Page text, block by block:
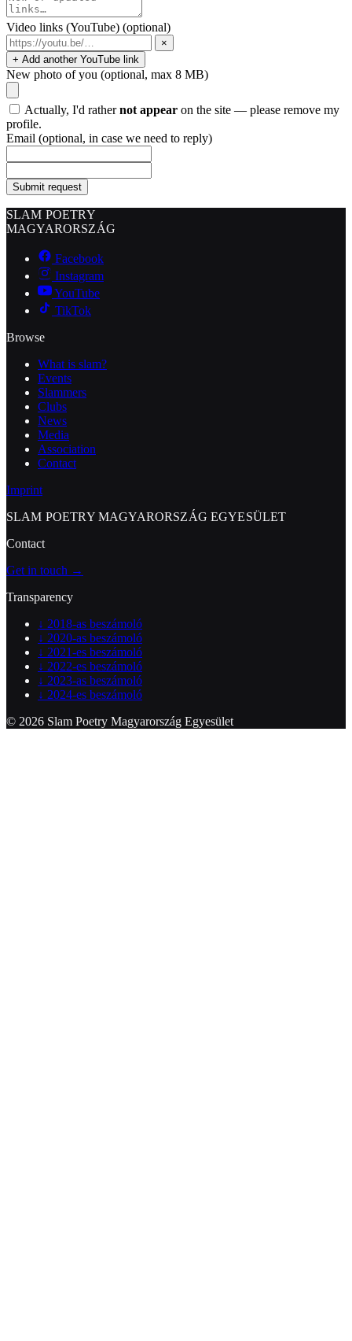
Video links (YouTube) (optional)
×
+ Add another YouTube link
New photo of you (optional, max 8 MB)
Actually, I'd rathernot appear on the site — please remove my
profile.
Email (optional, in case we need to reply)
Submit request
SLAM POETRY
MAGYARORSZÁG
Facebook
Instagram
YouTube
TikTok
Browse
What is slam?
Events
Slammers
Clubs
News
Media
Association
Contact
Imprint
SLAM POETRY MAGYARORSZÁG EGYESÜLET
Contact
Get in touch →
Transparency
↓ 2018-as beszámoló
↓ 2020-as beszámoló
↓ 2021-es beszámoló
↓ 2022-es beszámoló
↓ 2023-as beszámoló
↓ 2024-es beszámoló
© 2026 Slam Poetry Magyarország Egyesület